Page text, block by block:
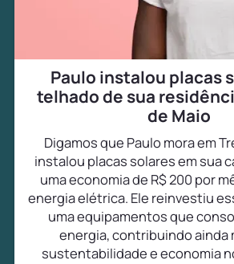
Paulo instalou placas
telhado de sua
de Maio
Digamos que Paulo mora em
instalou placas solares em sua
uma economia de R$ 200 por
energia elétrica. Ele reinvestiu
uma equipamentos que
energia, contribuindo ainda
sustentabilidade e economia